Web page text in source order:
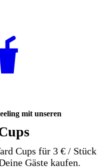
mit unseren
Cups für 3 € / Stück
Gäste kaufen.